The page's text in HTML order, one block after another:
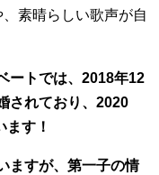
素晴らしい歌声が自
ートでは、2018年12
されており、2020
す！
ますが、第一子の情